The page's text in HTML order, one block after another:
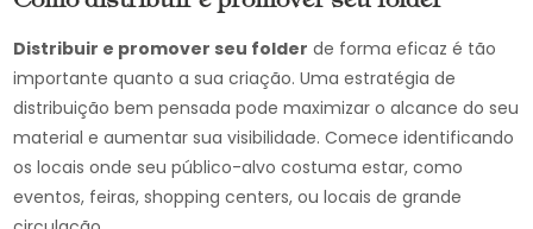
Distribuir e promover seu folder de forma eficaz é tão
importante quanto a sua criação. Uma estratégia de
distribuição bem pensada pode maximizar o alcance do seu
material e aumentar sua visibilidade. Comece identificando
os locais onde seu público-alvo costuma estar, como
eventos, feiras, shopping centers, ou locais de grande